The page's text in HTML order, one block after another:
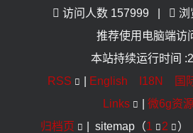
访问人数 157999 浏
推荐使用电脑端访
本站持续运行时间 :
RSS
English I18N 国
Links
微6g资
归档页
| sitemap（1 2 ）